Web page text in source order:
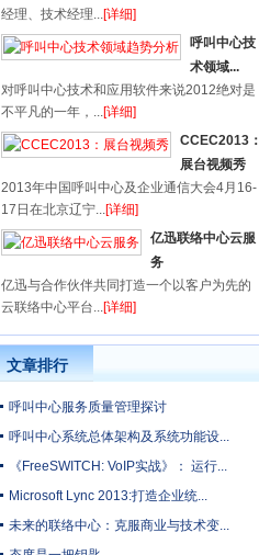
经理、技术经理...[详细]
呼叫中心技
术领域...
对呼叫中心技术和应用软件来说2012绝对是
不平凡的一年，...[详细]
CCEC2013：
展台视频秀
2013年中国呼叫中心及企业通信大会4月16-
17日在北京辽宁...[详细]
亿迅联络中心云服
务
亿迅与合作伙伴共同打造一个以客户为先的
云联络中心平台...[详细]
文章排行
呼叫中心服务质量管理探讨
呼叫中心系统总体架构及系统功能设...
《FreeSWITCH: VoIP实战》： 运行...
Microsoft Lync 2013:打造企业统...
未来的联络中心：克服商业与技术变...